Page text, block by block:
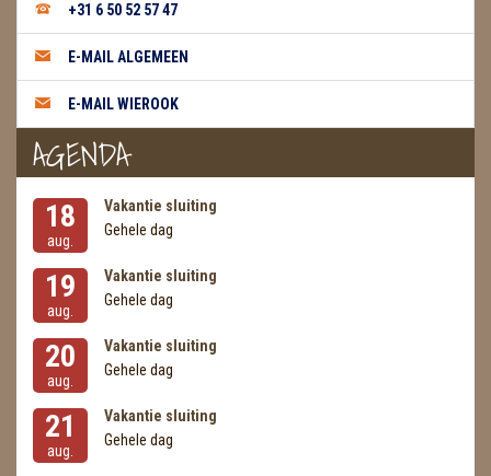
METEORIETEN
READING EN PERSOONLIJK ADVIES
RUWE STENEN
SCHEDELS / SKULLS
SELENIET
SPECIALE STUKKEN
TELEFOON KOORDEN
THEELICHTEN
VLINDERS
WIEROOK, OLIE & TOEBEHOREN
+31 6 50 52 57 47
E-MAIL ALGEMEEN
E-MAIL WIEROOK
AGENDA
18
aug.
Vakantie sluiting
Gehele dag
19
aug.
Vakantie sluiting
Gehele dag
20
aug.
Vakantie sluiting
Gehele dag
21
aug.
Vakantie sluiting
Gehele dag